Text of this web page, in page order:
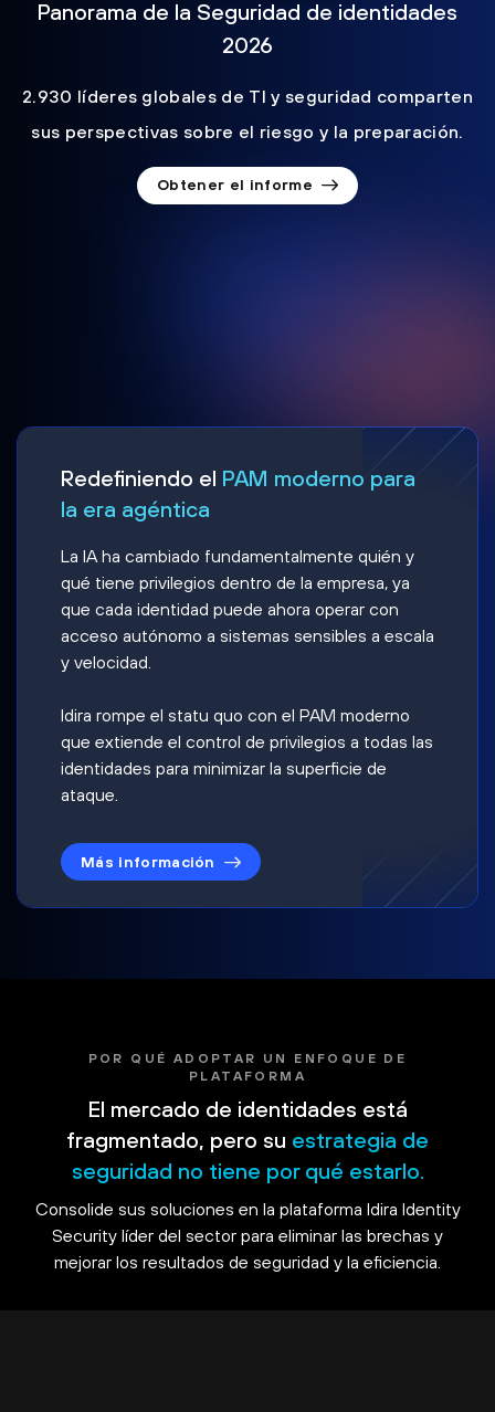
Panorama de la Seguridad de identidades
2026
2.930 líderes globales de TI y seguridad comparten
sus perspectivas sobre el riesgo y la preparación.
Obtener el informe
Redefiniendo el PAM moderno para
la era agéntica
La IA ha cambiado fundamentalmente quién y
qué tiene privilegios dentro de la empresa, ya
que cada identidad puede ahora operar con
acceso autónomo a sistemas sensibles a escala
y velocidad.
Idira rompe el statu quo con el PAM moderno
que extiende el control de privilegios a todas las
identidades para minimizar la superficie de
ataque.
Más información
POR QUÉ ADOPTAR UN ENFOQUE DE
PLATAFORMA
El mercado de identidades está
fragmentado, pero su estrategia de
seguridad no tiene por qué estarlo.
Consolide sus soluciones en la plataforma Idira Identity
Security líder del sector para eliminar las brechas y
mejorar los resultados de seguridad y la eficiencia.